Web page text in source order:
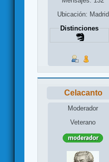
Ubicación: Madrid
Distinciones
Celacanto
Moderador
Veterano